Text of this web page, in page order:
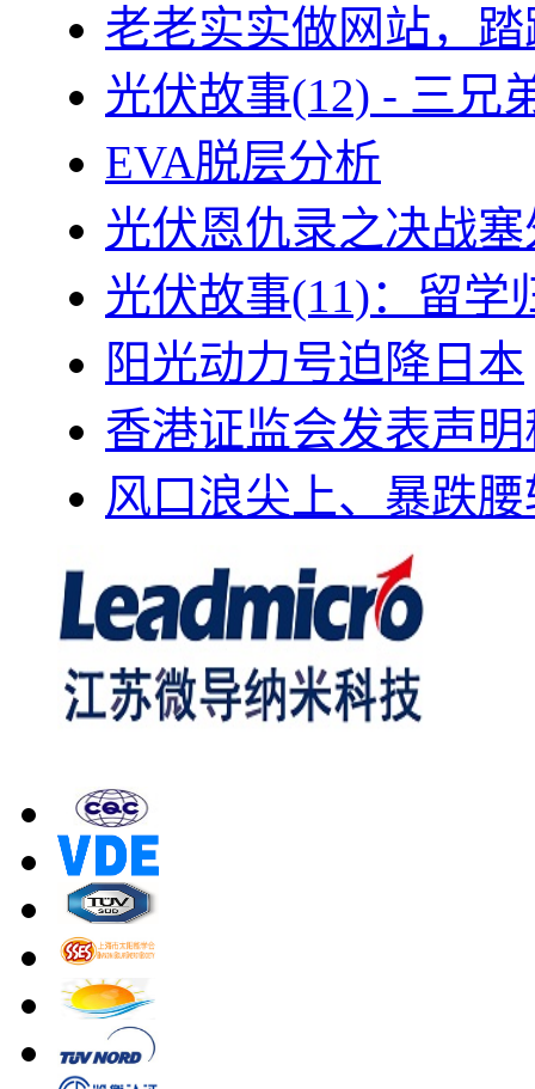
老老实实做网站，
光伏故事(12) - 三兄
EVA脱层分析
光伏恩仇录之决战
光伏故事(11)：留学
阳光动力号迫降日本
香港证监会发表声
风口浪尖上、暴跌